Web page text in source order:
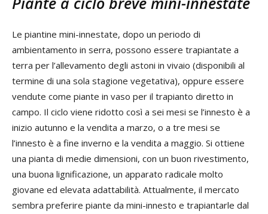
Le piantine mini-innestate, dopo un periodo di
ambientamento in serra, possono essere trapiantate a
terra per l’allevamento degli astoni in vivaio (disponibili al
termine di una sola stagione vegetativa), oppure essere
vendute come piante in vaso per il trapianto diretto in
campo. Il ciclo viene ridotto così a sei mesi se l’innesto è a
inizio autunno e la vendita a marzo, o a tre mesi se
l’innesto è a fine inverno e la vendita a maggio. Si ottiene
una pianta di medie dimensioni, con un buon rivestimento,
una buona lignificazione, un apparato radicale molto
giovane ed elevata adattabilità. Attualmente, il mercato
sembra preferire piante da mini-innesto e trapiantarle dal